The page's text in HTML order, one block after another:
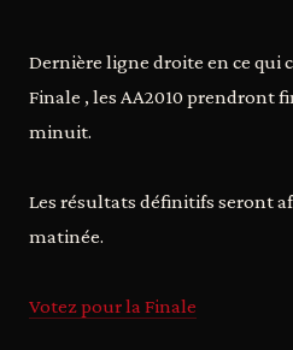
Dernière ligne droite en ce qui
Finale , les AA2010 prendront
minuit.
Les résultats définitifs seront
matinée.
Votez pour la Finale